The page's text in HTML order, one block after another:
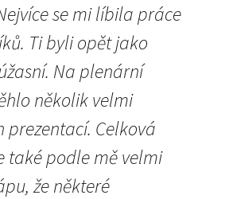
se mi líbila práce
Ti byli opět jako
Na plenární
několik velmi
prezentací. Celková
také podle mě velmi
že některé